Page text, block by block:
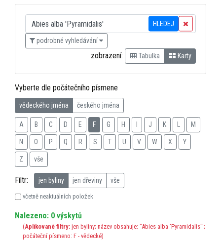
HLEDEJ
podrobné vyhledávání
zobrazení: Tabulka Karty
Vyberte dle počátečního písmene
vědeckého jména českého jména
A B C D E F G H J K M
N O P Q R S T U V W X Y
Z vše
Filtr: jen byliny jen dřeviny vše
včetně neaktuálních položek
Nalezeno: 0 výskytů
(Aplikované filtry: jen byliny; název obsahuje: "Abies alba 'Pyramidalis'";
počáteční písmeno: F - vědecké)